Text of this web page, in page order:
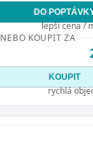
DO
lepší cena /
NEBO KOUPIT ZA
KOUPIT
rychlá